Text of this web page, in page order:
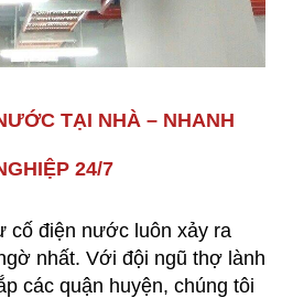
TẠI NHÀ – NHANH
24/7
cố điện nước luôn xảy ra
nhất. Với đội ngũ thợ lành
các quận huyện, chúng tôi